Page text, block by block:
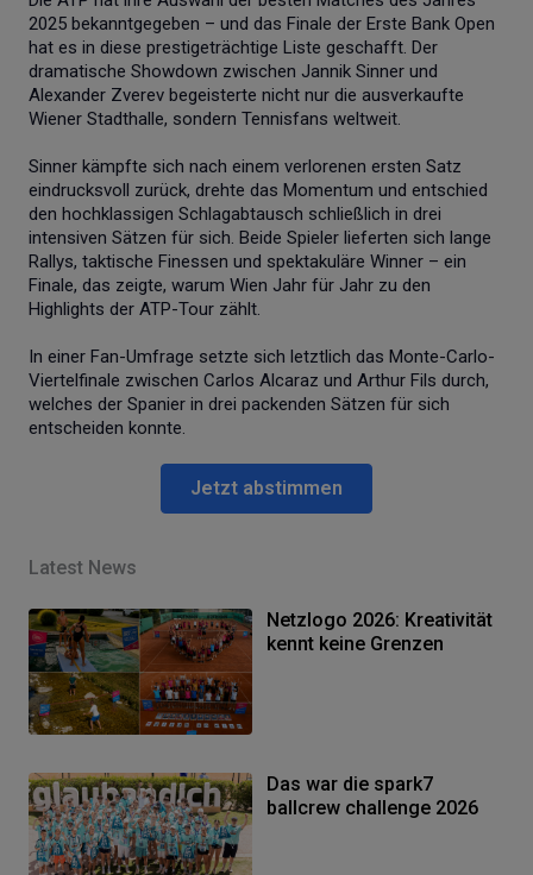
2025 bekanntgegeben – und das Finale der Erste Bank Open
hat es in diese prestigeträchtige Liste geschafft. Der
dramatische Showdown zwischen Jannik Sinner und
Alexander Zverev begeisterte nicht nur die ausverkaufte
Wiener Stadthalle, sondern Tennisfans weltweit.
Sinner kämpfte sich nach einem verlorenen ersten Satz
eindrucksvoll zurück, drehte das Momentum und entschied
den hochklassigen Schlagabtausch schließlich in drei
intensiven Sätzen für sich. Beide Spieler lieferten sich lange
Rallys, taktische Finessen und spektakuläre Winner – ein
Finale, das zeigte, warum Wien Jahr für Jahr zu den
Highlights der ATP-Tour zählt.
In einer Fan-Umfrage setzte sich letztlich das Monte-Carlo-
Viertelfinale zwischen Carlos Alcaraz und Arthur Fils durch,
welches der Spanier in drei packenden Sätzen für sich
entscheiden konnte.
Jetzt abstimmen
Latest News
Netzlogo 2026: Kreativität
kennt keine Grenzen
Das war die spark7
ballcrew challenge 2026